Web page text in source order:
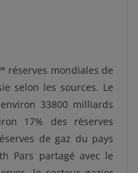
réserves mondiales de
selon les sources. Le
33800 milliards
17% des réserves
de gaz du pays
Pars partagé avec le